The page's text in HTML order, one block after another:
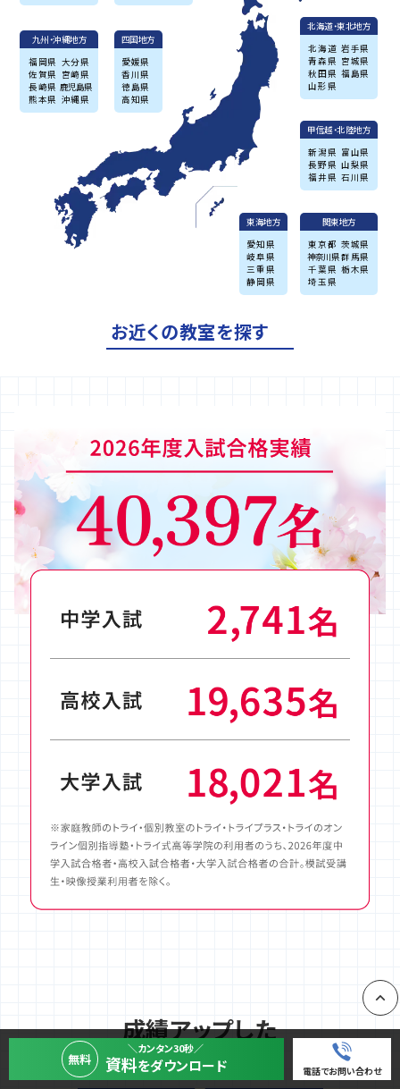
北海道・東北地方
北海道 岩手県
青森県 宮城県
秋田県 福島県
山形県
甲信越・北陸地方
新潟県 富山県
長野県 山梨県
福井県 石川県
関東地方
東京都 茨城県
神奈川県群馬県
千葉県 栃木県
埼玉県
東海地方
愛知県
岐阜県
三重県
静岡県
四国地方
愛媛県
香川県
徳島県
高知県
九州・沖縄地方
福岡県 大分県
佐賀県 宮崎県
長崎県 鹿児島県
熊本県 沖縄県
お近くの教室を探す
成績アップした
先輩たちの声
無料
＼カンタン30秒／
資料をダウンロード 電話でお問い合わせ